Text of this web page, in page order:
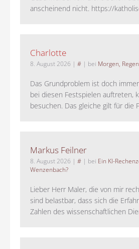
anscheinend nicht. https://
Charlotte
8. August 2026 | # | bei Morgen,
Das Grundproblem ist doch
bei diesen Festspielen auftreten,
besuchen. Das gleiche gilt für die
Markus Feilner
8. August 2026 | # | bei Ein KI-
Wenzenbach?
Lieber Herr Maler, die von mir
sind belastbar, dass sich die
Zahlen des wissenschaftlichen